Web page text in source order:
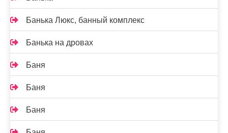
Банька Люкс, банный комплекс
Банька на дровах
Баня
Баня
Баня